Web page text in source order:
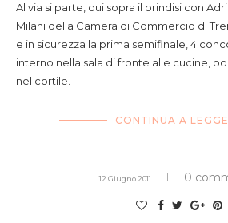
Al via si parte, qui sopra il brindisi con
Milani della Camera di Commercio di
e in sicurezza la prima semifinale, 4
interno nella sala di fronte alle cucine,
nel cortile.
CONTINUA A
12 Giugno 2011 0